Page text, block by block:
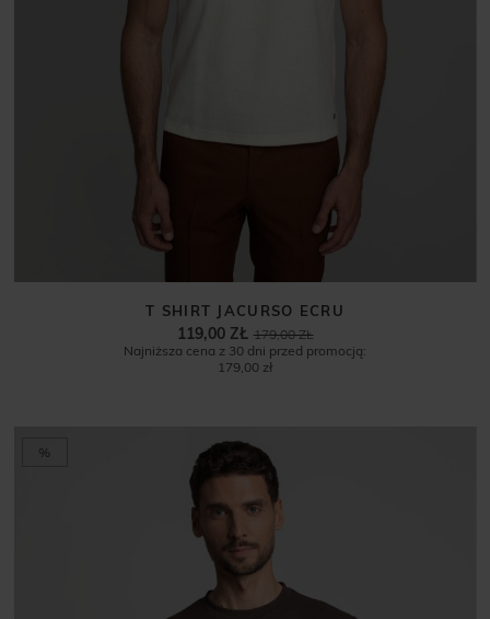
T SHIRT JACURSO ECRU
179,00 ZŁ
119,00 ZŁ
Najniższa cena z 30 dni przed promocją:
179,00 zł
%